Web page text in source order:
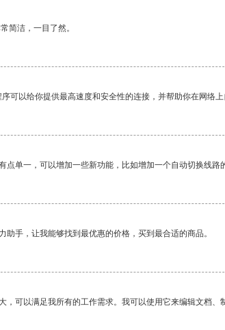
简洁，一目了然。
可以给你提供最高速度和安全性的连接，并帮助你在网络上
点单一，可以增加一些新功能，比如增加一个自动切换线路
助手，让我能够找到最优惠的价格，买到最合适的商品。
，可以满足我所有的工作需求。我可以使用它来编辑文档、